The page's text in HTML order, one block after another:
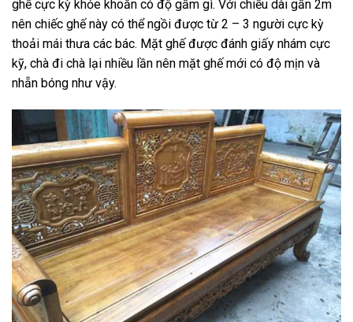
ghế cực kỳ khỏe khoắn có độ gầm gì. Với chiều dài gần 2m
nên chiếc ghế này có thể ngồi được từ 2 – 3 người cực kỳ
thoải mái thưa các bác. Mặt ghế được đánh giấy nhám cực
kỹ, chà đi chà lại nhiều lần nên mặt ghế mới có độ mịn và
nhẵn bóng như vậy.